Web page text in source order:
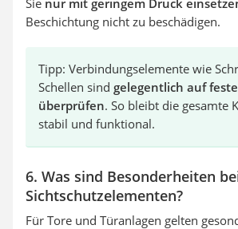
Beschichtung nicht zu beschädigen.
Tipp: Verbindungselemente wie
Schellen sind gelegentlich auf
überprüfen. So bleibt die gesamte
stabil und funktional.
6. Was sind Besonderheiten
Sichtschutzelementen?
Für Tore und Türanlagen gelten